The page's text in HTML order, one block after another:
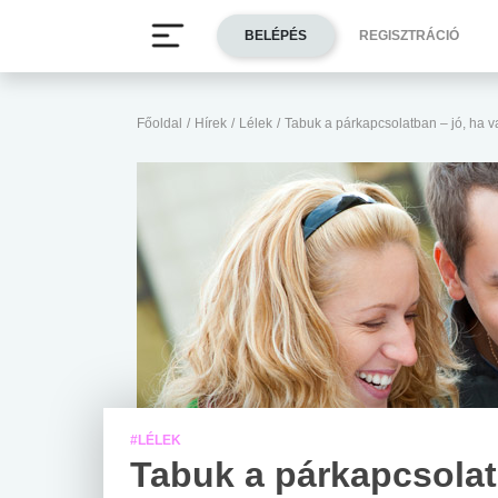
Főoldal / Hírek / Lélek / Tabuk a párkapcsolatban – jó, ha
#LÉLEK
Tabuk a
BELÉPÉS REGISZTRÁCIÓ